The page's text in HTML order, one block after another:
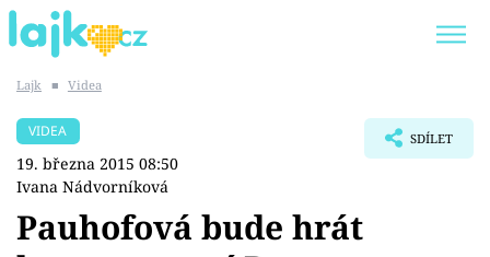
SHOPAHOLICADEL
Lajk ■ Videa
VIDEA
19. března 2015 08:50
Ivana Nádvorníková
SDÍLET
Pauhofová bude hrát